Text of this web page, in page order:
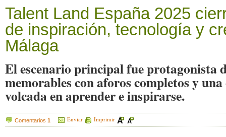
Talent Land España 2025
de inspiración, tecnología y
Málaga
El escenario principal fue protagonista
memorables con aforos completos y
volcada en aprender e inspirarse.
Comentarios 1 Enviar Imprimir